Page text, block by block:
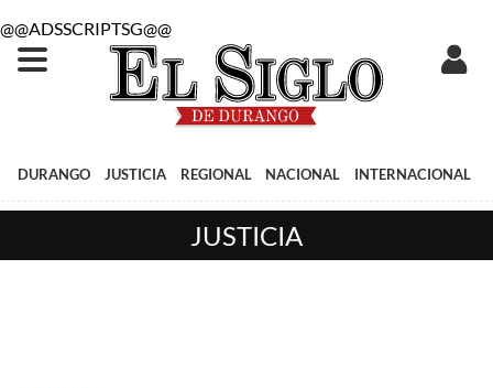
@@ADSSCRIPTSG@@
DURANGO JUSTICIA REGIONAL NACIONAL INTERNACIONAL
JUSTICIA